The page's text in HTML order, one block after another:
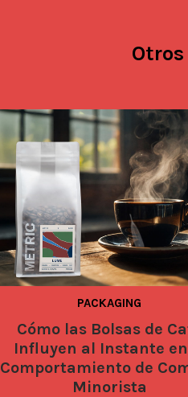
PACKAGING
Cómo las Bolsas de
Influyen al Instante
Comportamiento de
Minorista